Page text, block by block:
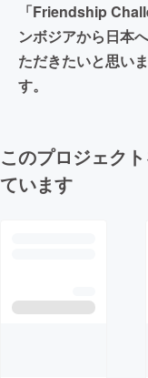
「Friendship
ンボジアから日本
ただきたいと思い
す。
このプロジェク
ています